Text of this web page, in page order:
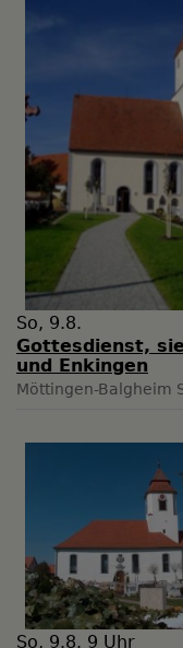
So, 9.8.
Gottesdienst,
und Enkingen
Möttingen-Balgheim
So, 9.8. 9 Uhr